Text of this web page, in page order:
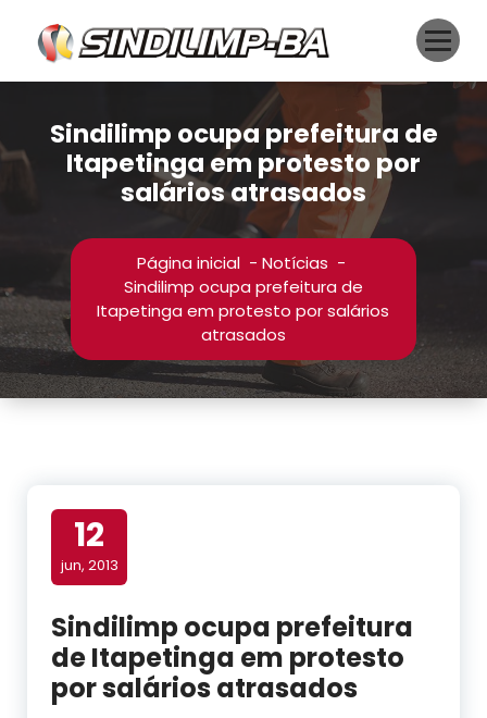
conteúdo
Sindilimp ocupa prefeitura de
Itapetinga em protesto por
salários atrasados
Página inicial- Notícias -
Sindilimp ocupa prefeitura de
Itapetinga em protesto por salários
atrasados
12
jun, 2013
Sindilimp ocupa prefeitura
de Itapetinga em protesto
por salários atrasados